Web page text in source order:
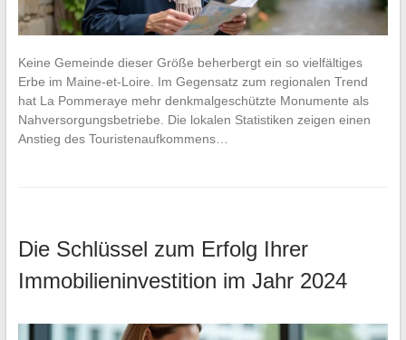
Keine Gemeinde dieser Größe beherbergt ein so vielfältiges
Erbe im Maine-et-Loire. Im Gegensatz zum regionalen Trend
hat La Pommeraye mehr denkmalgeschützte Monumente als
Nahversorgungsbetriebe. Die lokalen Statistiken zeigen einen
Anstieg des Touristenaufkommens…
Die Schlüssel zum Erfolg Ihrer
Immobilieninvestition im Jahr 2024